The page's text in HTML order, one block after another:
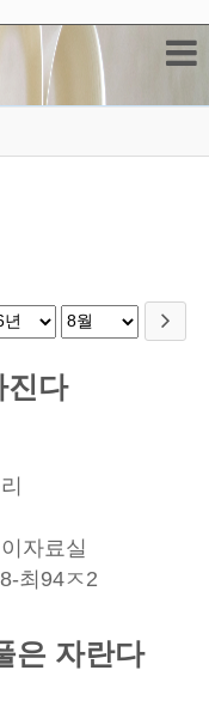
진다
자료실
최94ㅈ2
은 자란다